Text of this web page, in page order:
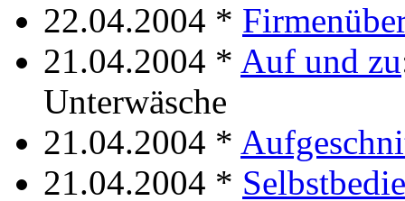
22.04.2004 *
21.04.2004 * Auf und zu
Unterwäsche
21.04.2004 *
21.04.2004 *